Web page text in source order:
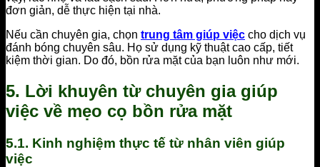
đơn giản, dễ thực hiện tại nhà.
Nếu cần chuyên gia, chọn trung tâm giúp việc cho dịch vụ
đánh bóng chuyên sâu. Họ sử dụng kỹ thuật cao cấp, tiết
kiệm thời gian. Do đó, bồn rửa mặt của bạn luôn như mới.
5. Lời khuyên từ chuyên gia giúp
việc về mẹo cọ bồn rửa mặt
5.1. Kinh nghiệm thực tế từ nhân viên giúp
việc